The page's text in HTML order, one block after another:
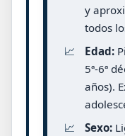
y
todos
📈
Edad:
5ª-6ª
años).
📈
Sexo: